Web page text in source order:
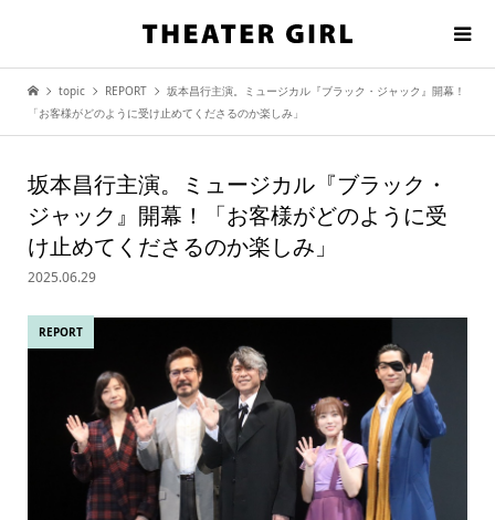
topic REPORT
坂本昌行主演。ミュージカル『ブラック・ジャック』開幕！
「お客様がどのように受け止めてくださるのか楽しみ」
坂本昌行主演。ミュージカル『ブラック・
ジャック』開幕！「お客様がどのように受
け止めてくださるのか楽しみ」
2025.06.29
REPORT